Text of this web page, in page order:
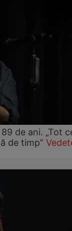
de ani. „Tot
de timp”